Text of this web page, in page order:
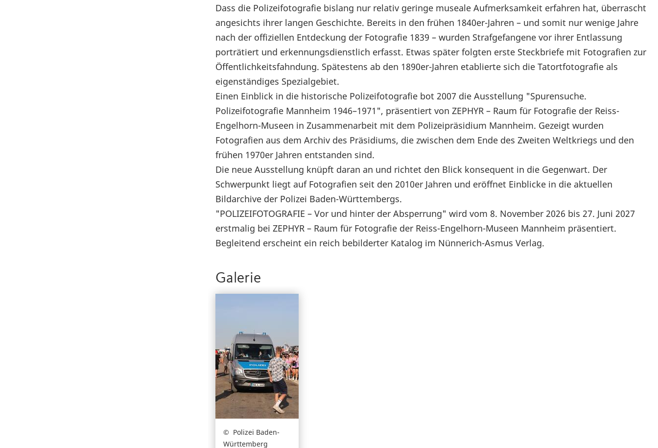
Dass die Polizeifotografie bislang nur relativ geringe museale Aufmerksamkeit erfahren hat, überrascht
angesichts ihrer langen Geschichte. Bereits in den frühen 1840er-Jahren – und somit nur wenige Jahre
nach der offiziellen Entdeckung der Fotografie 1839 – wurden Strafgefangene vor ihrer Entlassung
porträtiert und erkennungsdienstlich erfasst. Etwas später folgten erste Steckbriefe mit Fotografien zur
Öffentlichkeitsfahndung. Spätestens ab den 1890er-Jahren etablierte sich die Tatortfotografie als
eigenständiges Spezialgebiet.
Einen Einblick in die historische Polizeifotografie bot 2007 die Ausstellung "Spurensuche.
Polizeifotografie Mannheim 1946–1971", präsentiert von ZEPHYR – Raum für Fotografie der Reiss-
Engelhorn-Museen in Zusammenarbeit mit dem Polizeipräsidium Mannheim. Gezeigt wurden
Fotografien aus dem Archiv des Präsidiums, die zwischen dem Ende des Zweiten Weltkriegs und den
frühen 1970er Jahren entstanden sind.
Die neue Ausstellung knüpft daran an und richtet den Blick konsequent in die Gegenwart. Der
Schwerpunkt liegt auf Fotografien seit den 2010er Jahren und eröffnet Einblicke in die aktuellen
Bildarchive der Polizei Baden-Württembergs.
"POLIZEIFOTOGRAFIE – Vor und hinter der Absperrung" wird vom 8. November 2026 bis 27. Juni 2027
erstmalig bei ZEPHYR – Raum für Fotografie der Reiss-Engelhorn-Museen Mannheim präsentiert.
Begleitend erscheint ein reich bebilderter Katalog im Nünnerich-Asmus Verlag.
Galerie
Polizei Baden-
Württemberg